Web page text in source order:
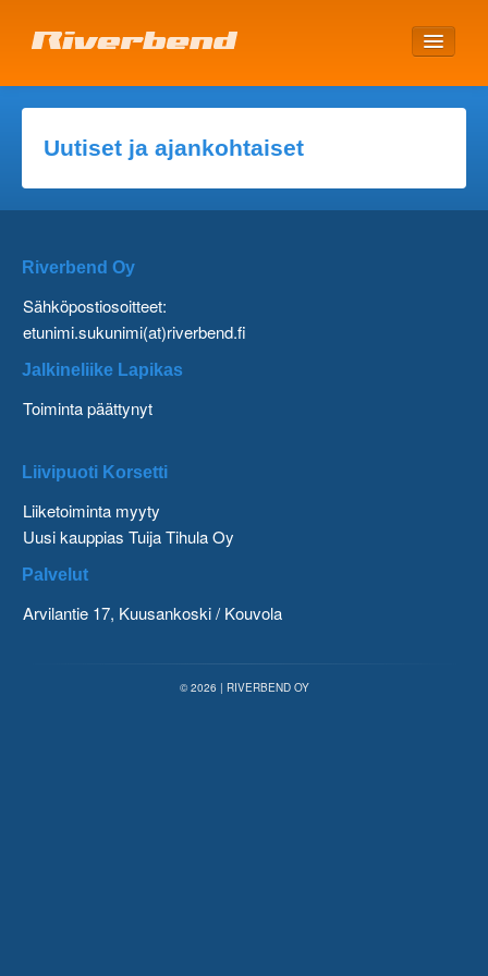
Uutiset ja ajankohtaiset
Riverbend Oy
Sähköpostiosoitteet:
etunimi.sukunimi(at)riverbend.fi
Jalkineliike Lapikas
Toiminta päättynyt
Liivipuoti Korsetti
Liiketoiminta myyty
Uusi kauppias Tuija Tihula Oy
Palvelut
Arvilantie 17, Kuusankoski / Kouvola
© 2026 | RIVERBEND OY